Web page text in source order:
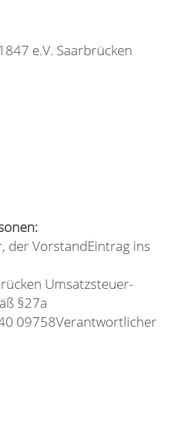
e.V. Saarbrücken
der VorstandEintrag ins
Umsatzsteuer-
§27a
09758Verantwortlicher